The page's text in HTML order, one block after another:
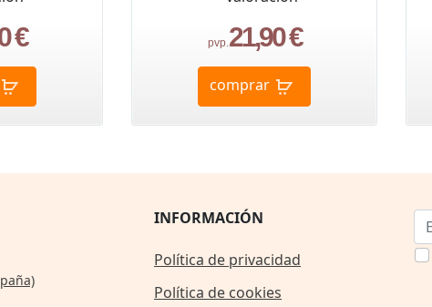
€ pvp.21,90 €
comprar
INFORMACIÓN
Política de privacidad
Política de cookies